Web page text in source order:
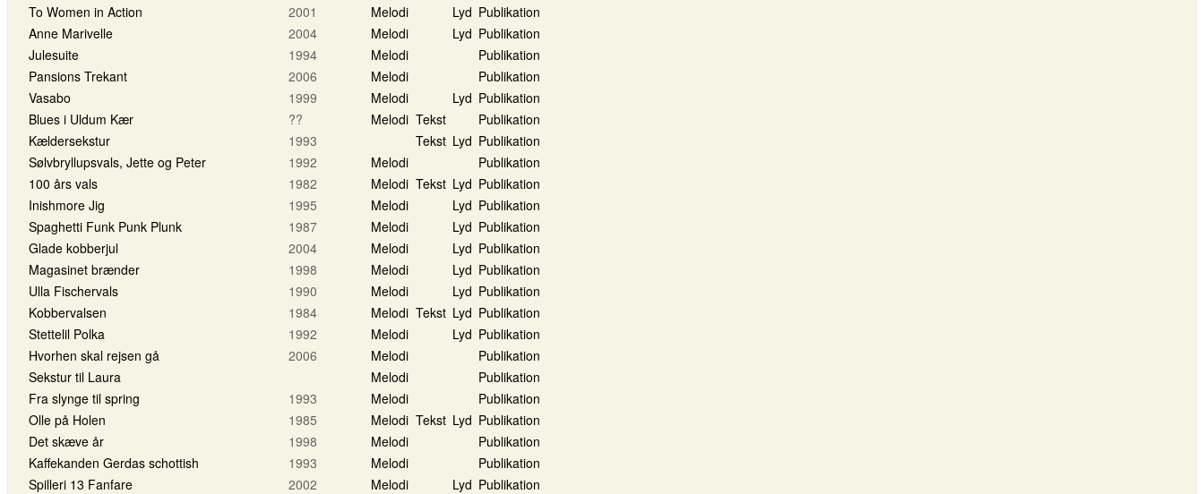
To Women in Action
2001 Melodi Lyd Publikation
Anne Marivelle
2004 Melodi Lyd Publikation
Julesuite
1994 Melodi
Publikation
Pansions Trekant
2006 Melodi
Publikation
Vasabo
1999 Melodi Lyd Publikation
Blues i Uldum Kær
?? Melodi Tekst
Publikation
Kældersekstur
1993 Tekst Lyd Publikation
Sølvbryllupsvals, Jette og Peter
1992 Melodi
Publikation
100 års vals
1982 Melodi Tekst Lyd Publikation
Inishmore Jig
1995 Melodi Lyd Publikation
Spaghetti Funk Punk Plunk
1987 Melodi Lyd Publikation
Glade kobberjul
2004 Melodi Lyd Publikation
Magasinet brænder
1998 Melodi Lyd Publikation
Ulla Fischervals
1990 Melodi Lyd Publikation
Kobbervalsen
1984 Melodi Tekst Lyd Publikation
Stettelil Polka
1992 Melodi Lyd Publikation
Hvorhen skal rejsen gå
2006 Melodi
Publikation
Sekstur til Laura
Melodi
Publikation
Fra slynge til spring
1993 Melodi
Publikation
Olle på Holen
1985 Melodi Tekst Lyd Publikation
Det skæve år
1998 Melodi
Publikation
Kaffekanden Gerdas schottish
1993 Melodi
Publikation
Spilleri 13 Fanfare
2002 Melodi Lyd Publikation